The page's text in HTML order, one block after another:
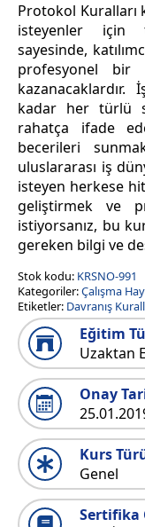
Protokol Kuralları
isteyenler için
sayesinde,
profesyonel bir
kazanacaklardır.
kadar her türlü
rahatça ifade
becerileri
uluslararası iş
isteyen herkese
geliştirmek ve
istiyorsanız, bu
gereken bilgi ve
Stok kodu: KRSNO-991
Kategoriler:Çalışma
Etiketler: Davranış
Eğitim
Uzaktan
Onay
Kurs
Genel
Sertifika